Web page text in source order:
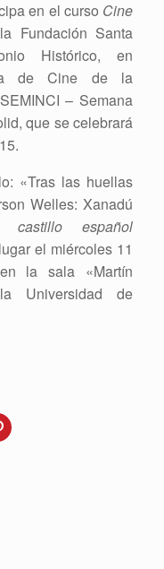
en el curso Cine
Fundación Santa
Histórico, en
de Cine de la
– Semana
que se celebrará
«Tras las huellas
Welles: Xanadú
castillo español
el miércoles 11
la sala «Martín
Universidad de